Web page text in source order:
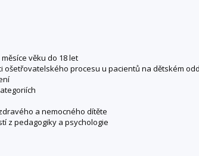
věku do 18 let
procesu u pacientů na dětském
a nemocného dítěte
z pedagogiky a psychologie